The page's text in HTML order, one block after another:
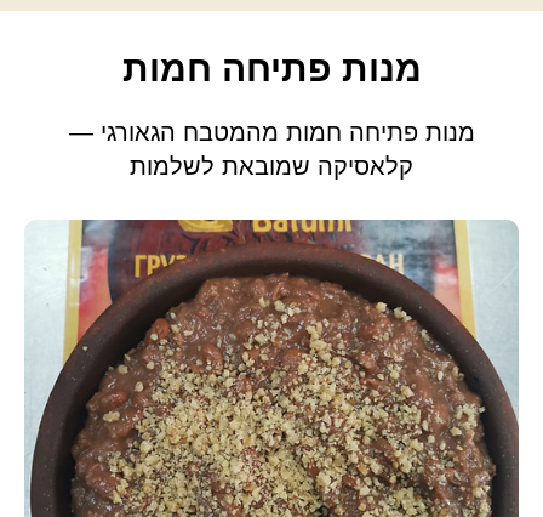
מנות פתיחה חמות
מנות פתיחה חמות מהמטבח הגאורגי —
קלאסיקה שמובאת לשלמות